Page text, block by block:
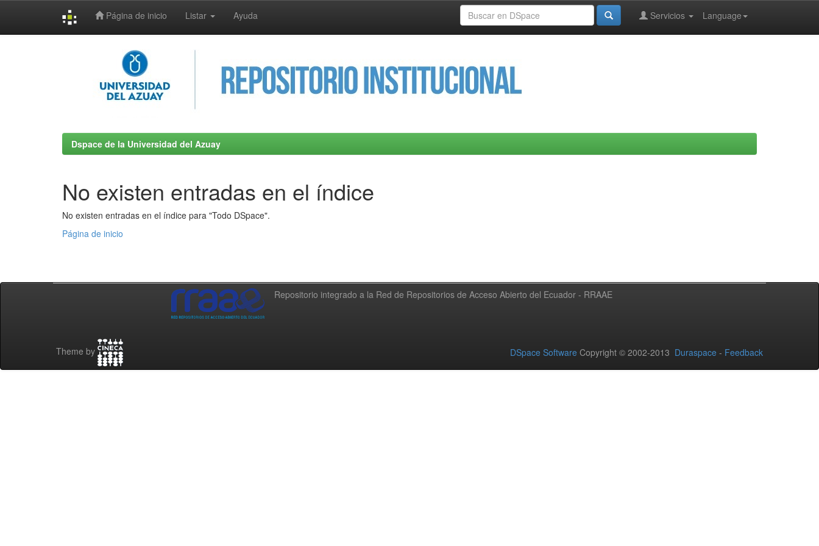
Página de inicio Listar Ayuda Language
Servicios
Dspace de la Universidad del Azuay
No existen entradas en el índice
No existen entradas en el índice para "Todo DSpace".
Página de inicio
Repositorio integrado a la Red de Repositorios de Acceso Abierto del Ecuador - RRAAE
Theme by DSpace Software Copyright © 2002-2013 Duraspace - Feedback